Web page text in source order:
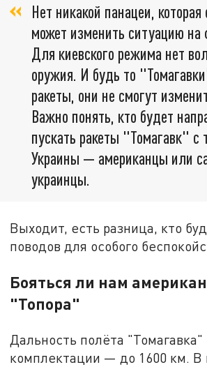
Нет никакой панацеи, которая
может изменить ситуацию на
Для киевского режима нет
оружия. И будь то
ракеты, они не смогут
Важно понять, кто будет
пускать ракеты "Томагавк" с
Украины — американцы или
украинцы.
Выходит, есть разница, кто
поводов для особого
Бояться ли нам
"Топора"
Дальность полёта "Томагавка"
комплектации — до 1600 км. В